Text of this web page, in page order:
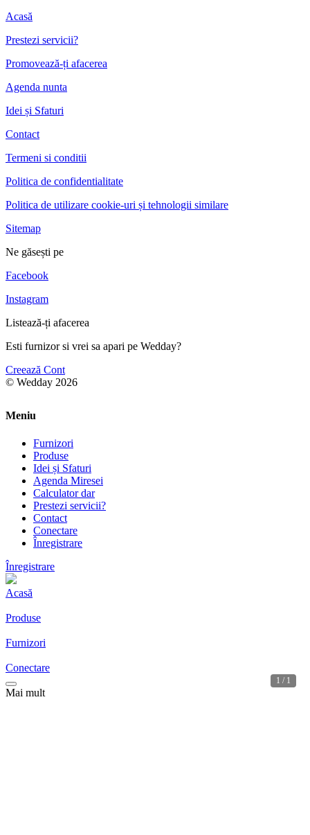
1 / 1
Acasă
Prestezi servicii?
Promovează-ți afacerea
Agenda nunta
Idei și Sfaturi
Contact
Termeni si conditii
Politica de confidentialitate
Politica de utilizare cookie-uri și tehnologii similare
Sitemap
Ne găsești pe
Facebook
Instagram
Listează-ți afacerea
Esti furnizor si vrei sa apari pe Wedday?
Creează Cont
© Wedday 2026
Meniu
Furnizori
Produse
Idei și Sfaturi
Agenda Miresei
Calculator dar
Prestezi servicii?
Contact
Conectare
Înregistrare
Înregistrare
Acasă
Produse
Furnizori
Conectare
Mai mult